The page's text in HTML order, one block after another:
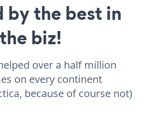
by the best in
the biz!
over a half million
on every continent
because of course not)